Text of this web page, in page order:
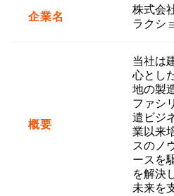
企業名
株式会
ラクシ
概要
当社は
心とし
地の製
ファシ
遣ビジ
業以来
スのノ
ースを
を解決
未来を